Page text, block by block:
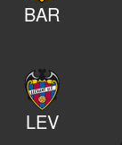
BAR
LEV